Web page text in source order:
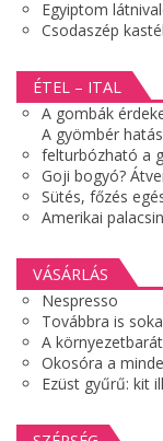
Egyiptom
Csodaszép
ÉTEL – ITAL
A gombák
A gyömbér
felturbózható a
Goji bogyó?
Sütés, főzés
Amerikai
VÁSÁRLÁS
Nespresso
Továbbra is
A
Okosóra a
Ezüst gyűrű: kit